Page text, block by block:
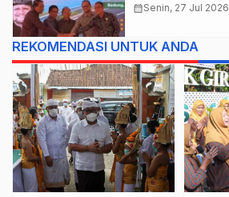
calendar_monthSenin, 27 Jul 2026
REKOMENDASI UNTUK ANDA